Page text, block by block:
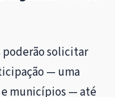
poderão solicitar
— uma
municípios — até